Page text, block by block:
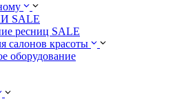
SALE
ресниц SALE
салонов красоты
оборудование